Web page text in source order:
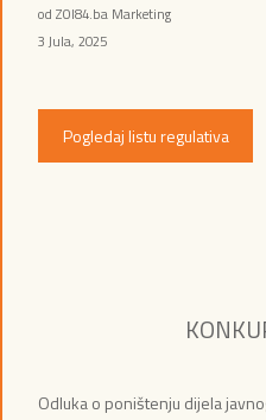
od ZOI84.ba Marketing
3 Jula, 2025
Pogledaj listu regulativa
Odluka o poništenju dijela